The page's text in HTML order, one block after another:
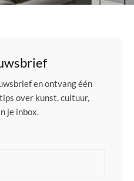
en ontvang één
over kunst, cultuur,
je inbox.